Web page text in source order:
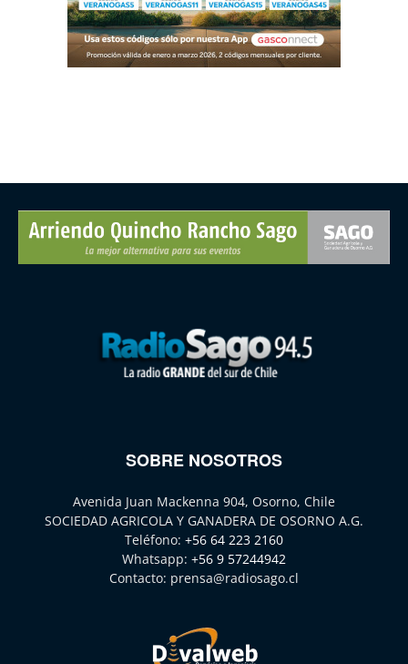
SOBRE NOSOTROS
Avenida Juan Mackenna 904, Osorno, Chile
SOCIEDAD AGRICOLA Y GANADERA DE OSORNO A.G.
Teléfono: +56 64 223 2160
Whatsapp: +56 9 57244942
Contacto: prensa@radiosago.cl